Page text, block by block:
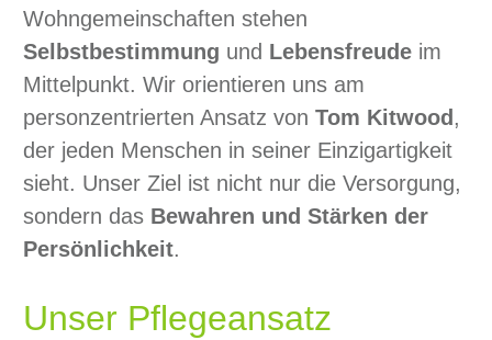
Wohngemeinschaften stehen
Selbstbestimmung und Lebensfreude im
Mittelpunkt. Wir orientieren uns am
personzentrierten Ansatz von Tom Kitwood ,
der jeden Menschen in seiner Einzigartigkeit
sieht. Unser Ziel ist nicht nur die Versorgung,
sondern das Bewahren und Stärken der
Persönlichkeit.
Unser Pflegeansatz